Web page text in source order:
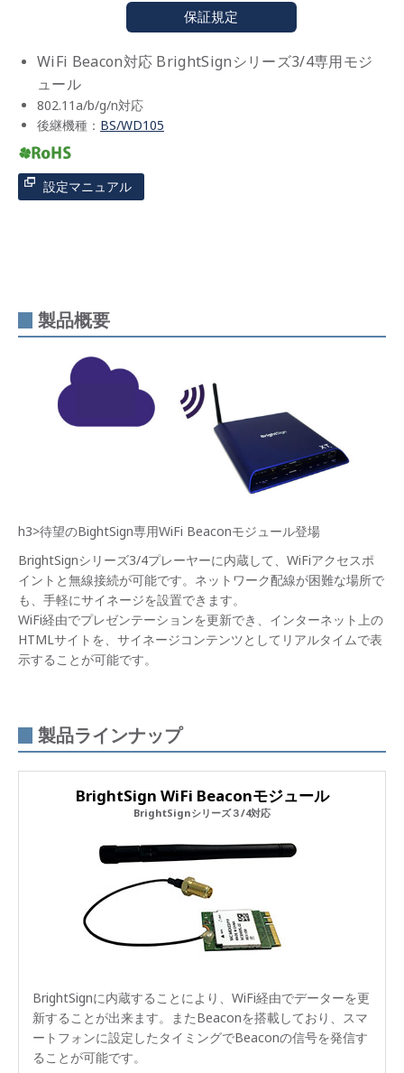
保証規定
WiFi Beacon対応 BrightSignシリーズ3/4専用モジ
ュール
802.11a/b/g/n対応
後継機種： BS/WD105
設定マニュアル
製品概要
h3>待望のBightSign専用WiFi Beaconモジュール登場
BrightSignシリーズ3/4プレーヤーに内蔵して、WiFiアクセスポ
イントと無線接続が可能です。ネットワーク配線が困難な場所で
も、手軽にサイネージを設置できます。
WiFi経由でプレゼンテーションを更新でき、インターネット上の
HTMLサイトを、サイネージコンテンツとしてリアルタイムで表
示することが可能です。
製品ラインナップ
BrightSign WiFi Beaconモジュール
BrightSignシリーズ３/4対応
BrightSignに内蔵することにより、WiFi経由でデーターを更
新することが出来ます。またBeaconを搭載しており、スマ
ートフォンに設定したタイミングでBeaconの信号を発信す
ることが可能です。